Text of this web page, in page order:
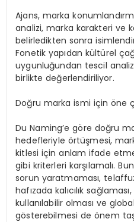
Ajans, marka
analizi, marka karakteri ve
belirledikten sonra
Fonetik yapıdan kültürel
uygunluğundan tescil
birlikte değerlendiriliyor.
Doğru marka ismi için öne
Du Naming’e göre doğru
hedefleriyle örtüşmesi,
kitlesi için anlam ifade
gibi kriterleri karşılamalı.
sorun yaratmaması,
hafızada kalıcılık
kullanılabilir olması ve
gösterebilmesi de önem